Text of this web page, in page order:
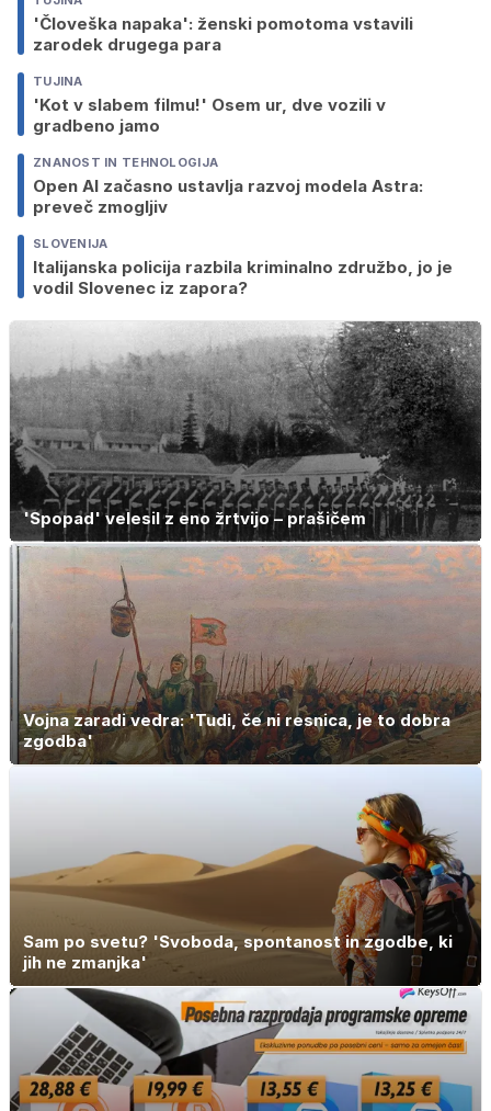
'Človeška napaka': ženski pomotoma vstavili
zarodek drugega para
TUJINA
'Kot v slabem filmu!' Osem ur, dve vozili v
gradbeno jamo
ZNANOST IN TEHNOLOGIJA
Open AI začasno ustavlja razvoj modela Astra:
preveč zmogljiv
SLOVENIJA
Italijanska policija razbila kriminalno združbo, jo je
vodil Slovenec iz zapora?
'Spopad' velesil z eno žrtvijo – prašičem
Vojna zaradi vedra: 'Tudi, če ni resnica, je to dobra
zgodba'
Sam po svetu? 'Svoboda, spontanost in zgodbe, ki
jih ne zmanjka'